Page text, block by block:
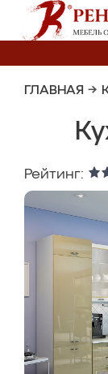
ГЛАВНАЯ →
Рейтинг: